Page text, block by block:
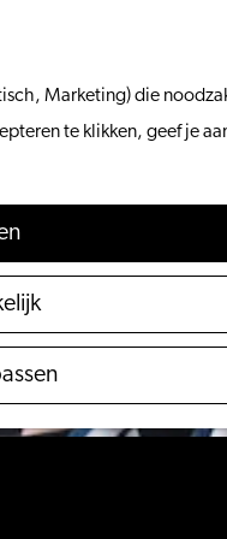
Marketing) die
te klikken, geef je
actuele aanbod